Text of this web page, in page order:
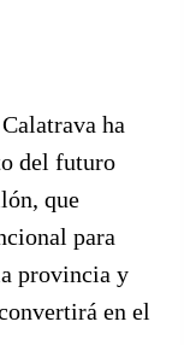
ha
del futuro
que
para
provincia y
en el